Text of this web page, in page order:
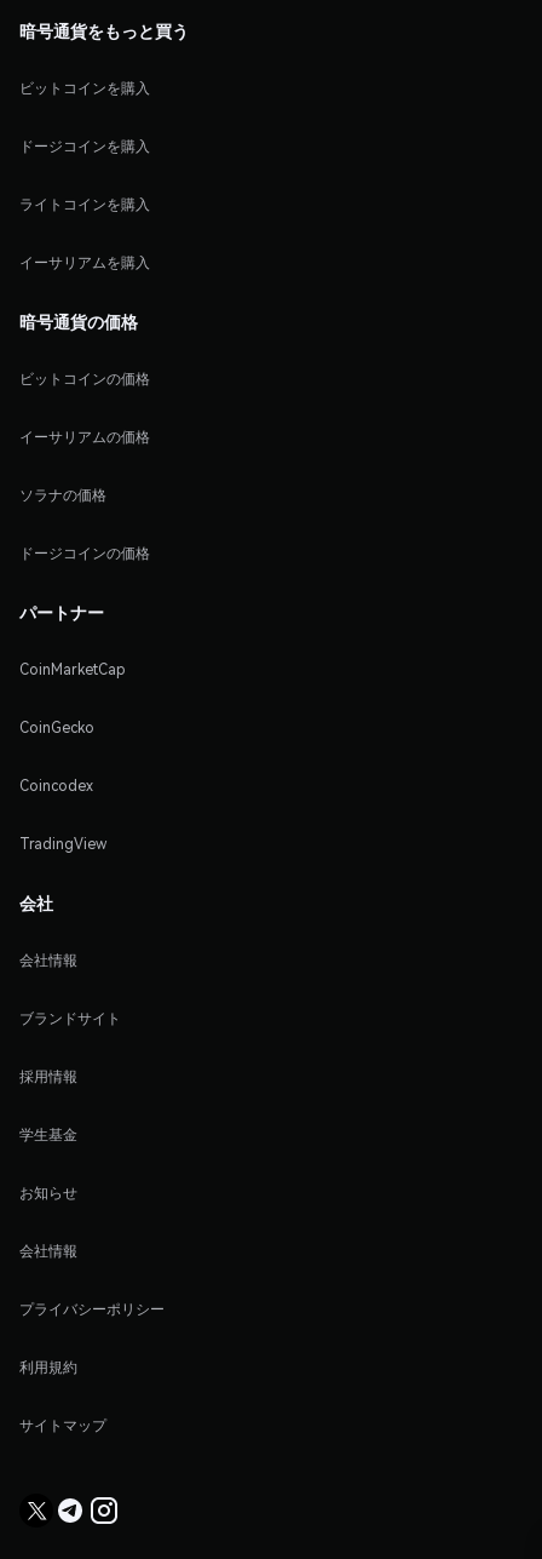
暗号通貨をもっと買う
ビットコインを購入
ドージコインを購入
ライトコインを購入
イーサリアムを購入
暗号通貨の価格
ビットコインの価格
イーサリアムの価格
ソラナの価格
ドージコインの価格
パートナー
CoinMarketCap
CoinGecko
Coincodex
TradingView
会社
会社情報
ブランドサイト
採用情報
学生基金
お知らせ
会社情報
プライバシーポリシー
利用規約
サイトマップ